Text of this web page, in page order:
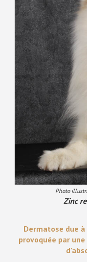
Photo
Zinc
Dermatose due
provoquée par